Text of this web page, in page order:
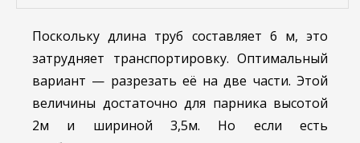
Поскольку длина труб составляет 6 м, это
затрудняет транспортировку. Оптимальный
вариант — разрезать её на две части. Этой
величины достаточно для парника высотой
2м и шириной 3,5м. Но если есть